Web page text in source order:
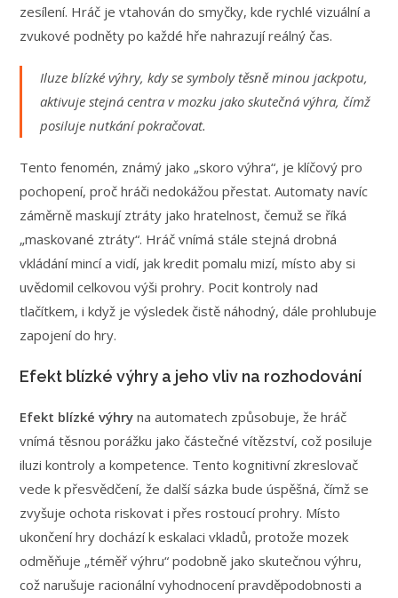
zesílení. Hráč je vtahován do smyčky, kde rychlé vizuální a
zvukové podněty po každé hře nahrazují reálný čas.
Iluze blízké výhry, kdy se symboly těsně minou jackpotu,
aktivuje stejná centra v mozku jako skutečná výhra, čímž
posiluje nutkání pokračovat.
Tento fenomén, známý jako „skoro výhra“, je klíčový pro
pochopení, proč hráči nedokážou přestat. Automaty navíc
záměrně maskují ztráty jako hratelnost, čemuž se říká
„maskované ztráty“. Hráč vnímá stále stejná drobná
vkládání mincí a vidí, jak kredit pomalu mizí, místo aby si
uvědomil celkovou výši prohry. Pocit kontroly nad
tlačítkem, i když je výsledek čistě náhodný, dále prohlubuje
zapojení do hry.
Efekt blízké výhry a jeho vliv na rozhodování
Efekt blízké výhry na automatech způsobuje, že hráč
vnímá těsnou porážku jako částečné vítězství, což posiluje
iluzi kontroly a kompetence. Tento kognitivní zkreslovač
vede k přesvědčení, že další sázka bude úspěšná, čímž se
zvyšuje ochota riskovat i přes rostoucí prohry. Místo
ukončení hry dochází k eskalaci vkladů, protože mozek
odměňuje „téměř výhru“ podobně jako skutečnou výhru,
což narušuje racionální vyhodnocení pravděpodobnosti a